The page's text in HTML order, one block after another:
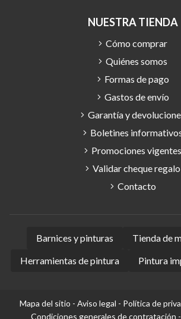
NUESTRA TIENDA
Cómo comprar
Quiénes somos
Formas de pago
Gastos de envío
Garantía y
Boletines
Promociones vigentes
Validar cheque regalo
Contacto
Barnices y pinturas
Tienda de
Herramientas de pintura
Pintura
Mapa del sitio - Aviso legal - Política de
Condiciones generales de contratación -